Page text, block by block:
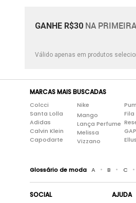
GANHE R$30 NA
Válido apenas em produtos
MARCAS MAIS BUSCADAS
Colcci
Santa Lolla
Adidas
Calvin Klein
Capodarte
Nike
Mango
Lança Perfume
Melissa
Vizzano
Fila
GAP
Ellus
Glossário de moda A • B • C •
SOCIAL AJUDA